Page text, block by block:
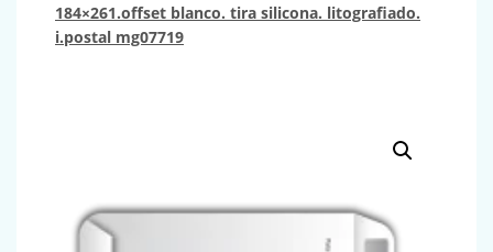
184×261.offset blanco. tira silicona. litografiado.
i.postal mg07719